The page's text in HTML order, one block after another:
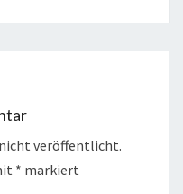
veröffentlicht.
* markiert